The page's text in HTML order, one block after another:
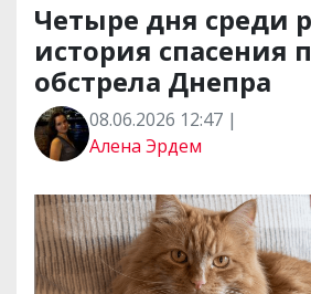
Четыре дня среди
история спасения
обстрела Днепра
08.06.2026 12:47 |
Алена Эрдем